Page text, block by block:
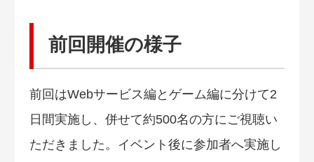
前回開催の様子
前回はWebサービス編とゲーム編に分けて2
日間実施し、併せて約500名の方にご視聴い
ただきました。イベント後に参加者へ実施し